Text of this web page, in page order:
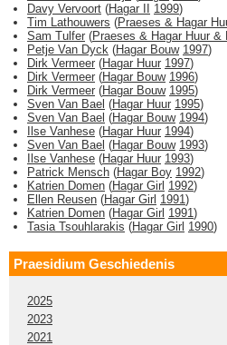
Davy Vervoort (Hagar II 1999)
Tim Lathouwers (Praeses & Hagar
Sam Tulfer (Praeses & Hagar Huur &
Petje Van Dyck (Hagar Bouw 1997)
Dirk Vermeer (Hagar Huur 1997)
Dirk Vermeer (Hagar Bouw 1996)
Dirk Vermeer (Hagar Bouw 1995)
Sven Van Bael (Hagar Huur 1995)
Sven Van Bael (Hagar Bouw 1994)
Ilse Vanhese (Hagar Huur 1994)
Sven Van Bael (Hagar Bouw 1993)
Ilse Vanhese (Hagar Huur 1993)
Patrick Mensch (Hagar Boy 1992)
Katrien Domen (Hagar Girl 1992)
Ellen Reusen (Hagar Girl 1991)
Katrien Domen (Hagar Girl 1991)
Tasia Tsouhlarakis (Hagar Girl 1990)
Praesidium Geschiedenis
2025
2023
2021